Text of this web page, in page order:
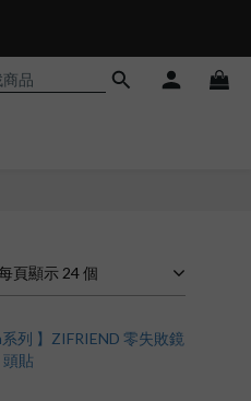
頁顯示 24 個